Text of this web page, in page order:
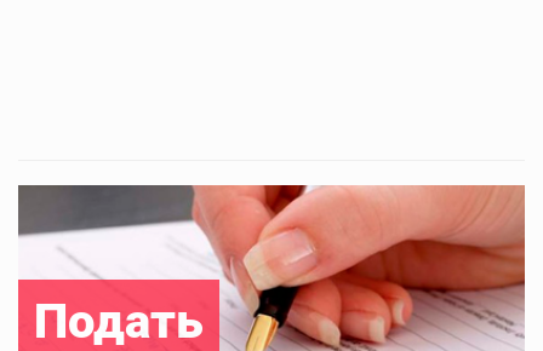
Подать